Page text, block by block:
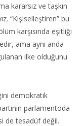
kararsız ve taşkın
“Kişiselleştiren” bu
karşısında eşitliği
ama aynı anda
ilke olduğunu
demokratik
parlamentoda
de tesadüf değil.